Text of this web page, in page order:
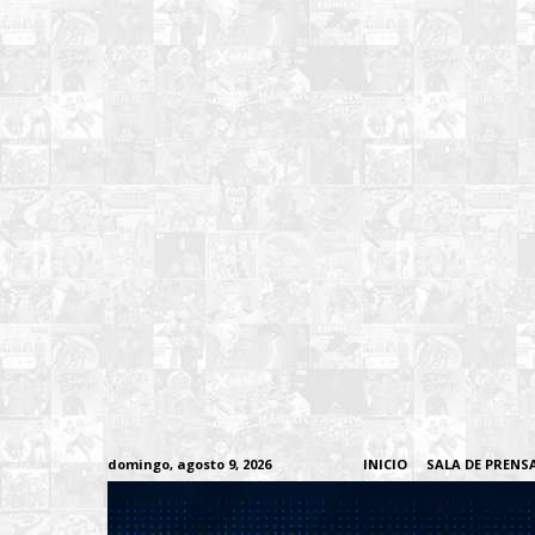
domingo, agosto 9, 2026 INICIO SALA DE